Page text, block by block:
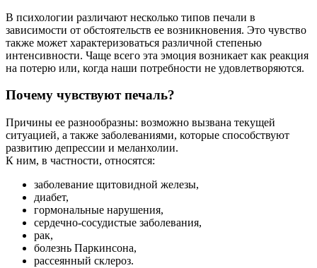
В психологии различают несколько типов печали в
зависимости от обстоятельств ее возникновения. Это чувство
также может характеризоваться различной степенью
интенсивности. Чаще всего эта эмоция возникает как реакция
на потерю или, когда наши потребности не удовлетворяются.
Почему чувствуют печаль?
Причины ее разнообразны: возможно вызвана текущей
ситуацией, а также заболеваниями, которые способствуют
развитию депрессии и меланхолии.
К ним, в частности, относятся:
заболевание щитовидной железы,
диабет,
гормональные нарушения,
сердечно-сосудистые заболевания,
рак,
болезнь Паркинсона,
рассеянный склероз.